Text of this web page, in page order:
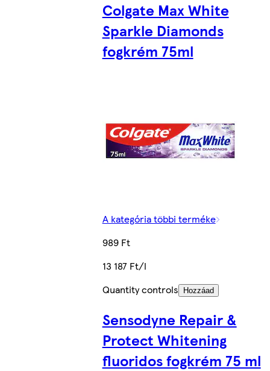
Colgate Max White
Sparkle Diamonds
fogkrém 75ml
A kategória többi terméke
989 Ft
13 187 Ft/l
Quantity controls
Hozzáad
Sensodyne Repair &
Protect Whitening
fluoridos fogkrém 75 ml